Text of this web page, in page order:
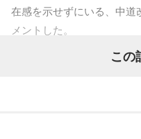
鎌田「（笑） またね、10
ね、またサイクルが変わっ
ち続けるっていうのは、
在感を示せずにいる、中道
メントした。
「（中道改革連
この